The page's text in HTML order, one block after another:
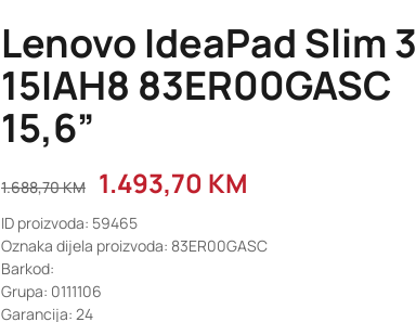
Lenovo IdeaPad Slim 3
15IAH8 83ER00GASC
15,6”
1.688,70KM 1.493,70 KM
ID proizvoda: 59465
Oznaka dijela proizvoda: 83ER00GASC
Barkod:
Grupa: 0111106
Garancija: 24